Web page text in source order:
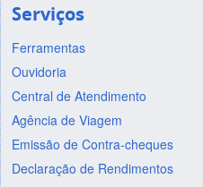
Serviços
Ferramentas
Ouvidoria
Central de Atendimento
Agência de Viagem
Emissão de Contra-cheques
Declaração de Rendimentos